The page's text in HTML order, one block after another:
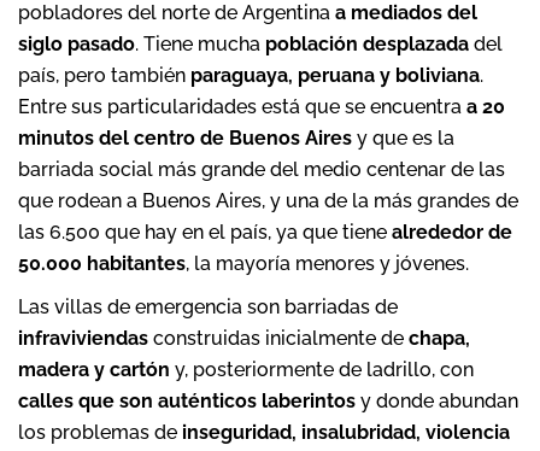
pobladores del norte de Argentina a mediados del
siglo pasado. Tiene mucha población desplazada del
país, pero también paraguaya, peruana y boliviana.
Entre sus particularidades está que se encuentra a 20
minutos del centro de Buenos Aires y que es la
barriada social más grande del medio centenar de las
que rodean a Buenos Aires, y una de la más grandes de
las 6.500 que hay en el país, ya que tiene alrededor de
50.000 habitantes, la mayoría menores y jóvenes.
Las villas de emergencia son barriadas de
infraviviendas construidas inicialmente de chapa,
madera y cartón y, posteriormente de ladrillo, con
calles que son auténticos laberintos y donde abundan
los problemas de inseguridad, insalubridad, violencia